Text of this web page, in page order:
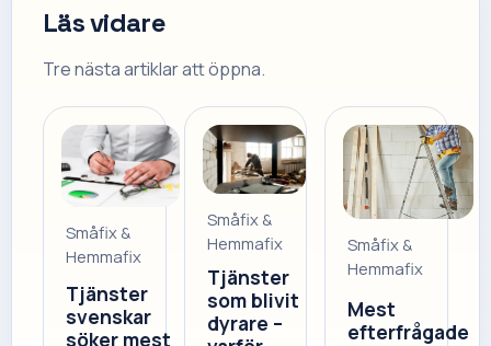
Läs vidare
Tre nästa artiklar att öppna.
Småfix &
Hemmafix
Tjänster
svenskar
söker mest
Småfix &
Hemmafix
Tjänster
som blivit
dyrare –
Småfix &
Hemmafix
Mest
efterfrågade